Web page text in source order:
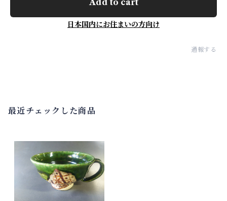
Add to cart
日本国内にお住まいの方向け
通報する
最近チェックした商品